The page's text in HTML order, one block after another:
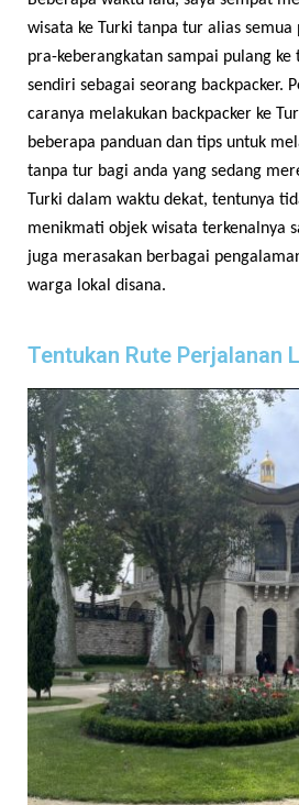
wisata ke Turki tanpa tur alias
pra-keberangkatan sampai pulang
sendiri sebagai seorang backpacker.
caranya melakukan backpacker ke
beberapa panduan dan tips untuk
tanpa tur bagi anda yang sedang
Turki dalam waktu dekat, tentunya
menikmati objek wisata terkenalnya
juga merasakan berbagai
warga lokal disana.
Tentukan Rute Perjalanan